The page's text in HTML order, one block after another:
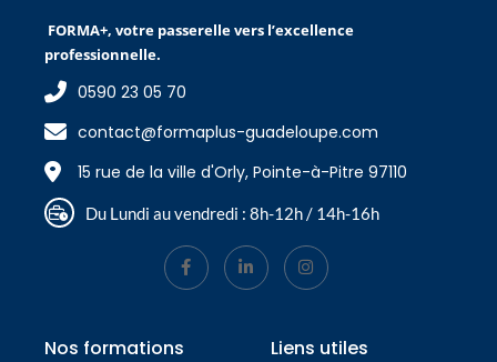
FORMA+, votre passerelle vers l’excellence
professionnelle.
0590 23 05 70
contact@formaplus-guadeloupe.com
15 rue de la ville d'Orly, Pointe-à-Pitre 97110
Du Lundi au vendredi : 8h-12h / 14h-16h
Nos formations Liens utiles